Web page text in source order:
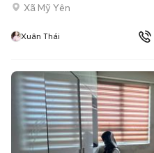
Xã Mỹ Yên
Xuân Thái